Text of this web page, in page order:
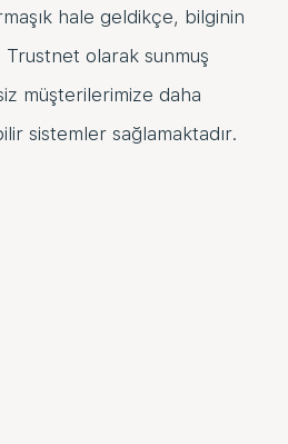
hale geldikçe, bilginin
olarak sunmuş
müşterilerimize daha
sistemler sağlamaktadır.